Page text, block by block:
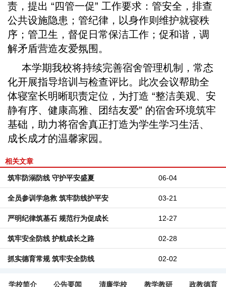
责，提出 “四管一促” 工作要求：管安全，排查
公共设施隐患；管纪律，以身作则维护就寝秩
序；管卫生，督促日常保洁工作；促和谐，调
解矛盾营造友爱氛围。
本学期我校将持续完善宿舍管理机制，常态
化开展指导培训与检查评比。此次会议帮助全
体寝室长明晰职责定位，为打造 “整洁美观、安
静有序、健康高雅、团结友爱” 的宿舍环境筑牢
基础，助力将宿舍真正打造为学生学习生活、
成长成才的温馨家园。
相关文章
06-04
筑牢防溺防线 守护平安盛夏
03-21
全员参训学急救 筑牢防线护平安
12-27
严明纪律筑基石 规范行为促成长
02-28
筑牢安全防线 护航成长之路
02-02
抓实德育常规 筑牢安全防线
学校简介 公告要闻 清廉学校 教学教研 政教德育